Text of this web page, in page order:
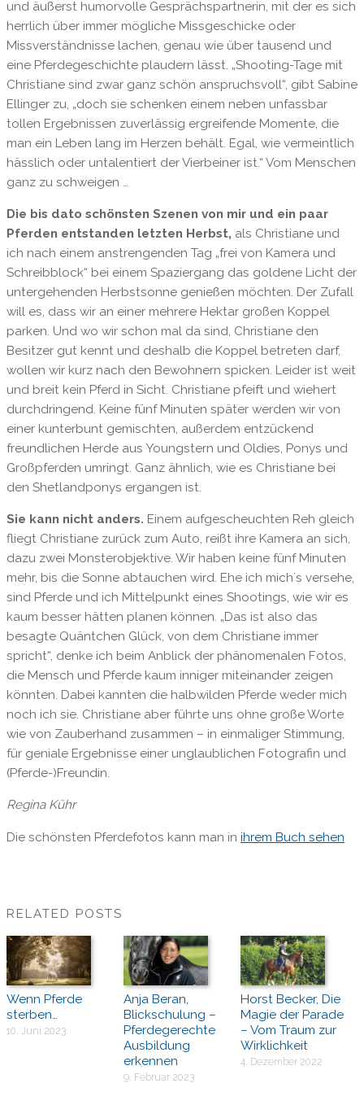
und äußerst humorvolle Gesprächspartnerin, mit der es sich
herrlich über immer mögliche Missgeschicke oder
Missverständnisse lachen, genau wie über tausend und
eine Pferdegeschichte plaudern lässt. „Shooting-Tage mit
Christiane sind zwar ganz schön anspruchsvoll“, gibt Sabine
Ellinger zu, „doch sie schenken einem neben unfassbar
tollen Ergebnissen zuverlässig ergreifende Momente, die
man ein Leben lang im Herzen behält. Egal, wie vermeintlich
hässlich oder untalentiert der Vierbeiner ist.“ Vom Menschen
ganz zu schweigen …
Die bis dato schönsten Szenen von mir und ein paar
Pferden entstanden letzten Herbst, als Christiane und
ich nach einem anstrengenden Tag „frei von Kamera und
Schreibblock“ bei einem Spaziergang das goldene Licht der
untergehenden Herbstsonne genießen möchten. Der Zufall
will es, dass wir an einer mehrere Hektar großen Koppel
parken. Und wo wir schon mal da sind, Christiane den
Besitzer gut kennt und deshalb die Koppel betreten darf,
wollen wir kurz nach den Bewohnern spicken. Leider ist weit
und breit kein Pferd in Sicht. Christiane pfeift und wiehert
durchdringend. Keine fünf Minuten später werden wir von
einer kunterbunt gemischten, außerdem entzückend
freundlichen Herde aus Youngstern und Oldies, Ponys und
Großpferden umringt. Ganz ähnlich, wie es Christiane bei
den Shetlandponys ergangen ist.
Sie kann nicht anders. Einem aufgescheuchten Reh gleich
fliegt Christiane zurück zum Auto, reißt ihre Kamera an sich,
dazu zwei Monsterobjektive. Wir haben keine fünf Minuten
mehr, bis die Sonne abtauchen wird. Ehe ich michʼs versehe,
sind Pferde und ich Mittelpunkt eines Shootings, wie wir es
kaum besser hätten planen können. „Das ist also das
besagte Quäntchen Glück, von dem Christiane immer
spricht“, denke ich beim Anblick der phänomenalen Fotos,
die Mensch und Pferde kaum inniger miteinander zeigen
könnten. Dabei kannten die halbwilden Pferde weder mich
noch ich sie. Christiane aber führte uns ohne große Worte
wie von Zauberhand zusammen – in einmaliger Stimmung,
für geniale Ergebnisse einer unglaublichen Fotografin und
(Pferde-)Freundin.
Regina Kühr
Die schönsten Pferdefotos kann man in ihrem Buch sehen
RELATED POSTS
Wenn Pferde
sterben…
10. Juni 2023
Anja Beran,
Blickschulung –
Pferdegerechte
Ausbildung
erkennen
9. Februar 2023
Horst Becker, Die
Magie der Parade
– Vom Traum zur
Wirklichkeit
4. Dezember 2022